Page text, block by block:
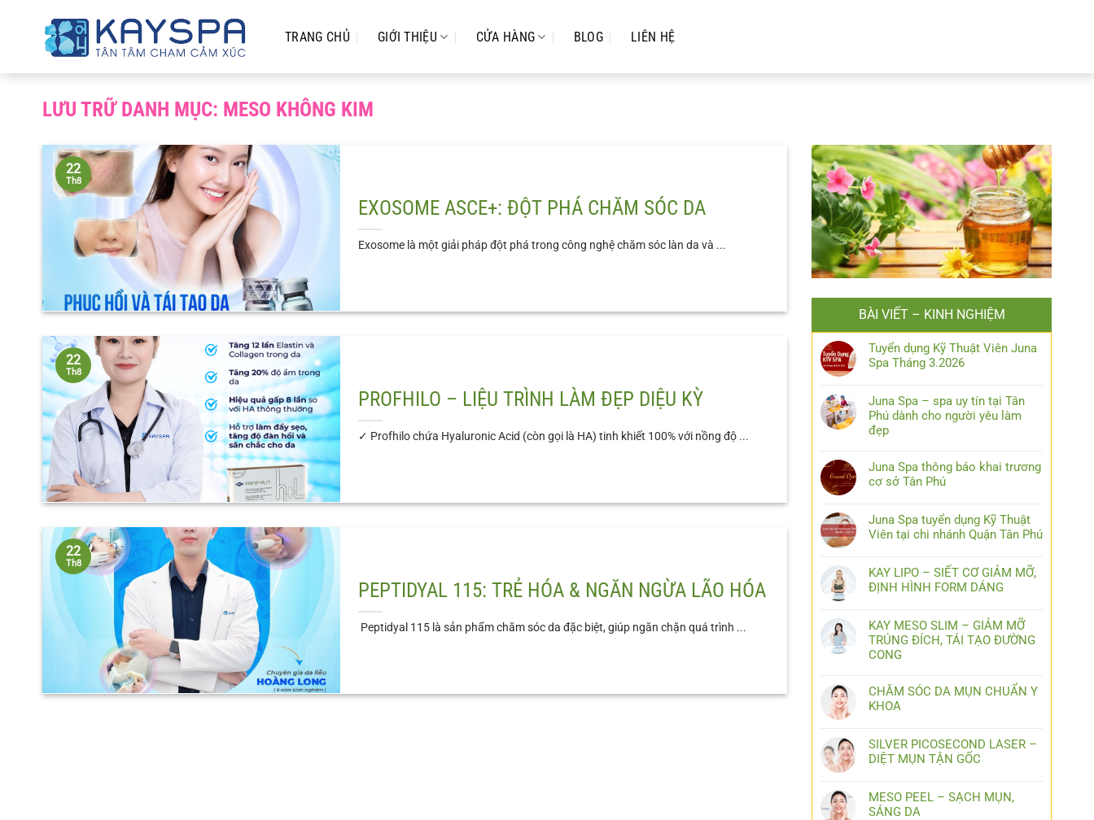
dung
TRANG CHỦ GIỚI THIỆU CỬA HÀNG BLOG LIÊN HỆ
LƯU TRỮ DANH MỤC: MESO KHÔNG KIM
EXOSOME ASCE+: ĐỘT PHÁ CHĂM SÓC DA
Exosome là một giải pháp đột phá trong công nghệ chăm sóc làn da và ...
22
Th8
PROFHILO – LIỆU TRÌNH LÀM ĐẸP DIỆU KỲ
✓ Profhilo chứa Hyaluronic Acid (còn gọi là HA) tinh khiết 100% với nồng độ ...
22
Th8
PEPTIDYAL 115: TRẺ HÓA & NGĂN NGỪA LÃO HÓA
Peptidyal 115 là sản phẩm chăm sóc da đặc biệt, giúp ngăn chặn quá trình ...
22
Th8
BÀI VIẾT – KINH NGHIỆM
Tuyển dụng Kỹ Thuật Viên Juna
Spa Tháng 3.2026
Juna Spa – spa uy tín tại Tân
Phú dành cho người yêu làm
đẹp
Juna Spa thông báo khai trương
cơ sở Tân Phú
Juna Spa tuyển dụng Kỹ Thuật
Viên tại chi nhánh Quận Tân Phú
KAY LIPO – SIẾT CƠ GIẢM MỠ,
ĐỊNH HÌNH FORM DÁNG
KAY MESO SLIM – GIẢM MỠ
TRÚNG ĐÍCH, TÁI TẠO ĐƯỜNG
CONG
CHĂM SÓC DA MỤN CHUẨN Y
KHOA
SILVER PICOSECOND LASER –
DIỆT MỤN TẬN GỐC
MESO PEEL – SẠCH MỤN,
SÁNG DA